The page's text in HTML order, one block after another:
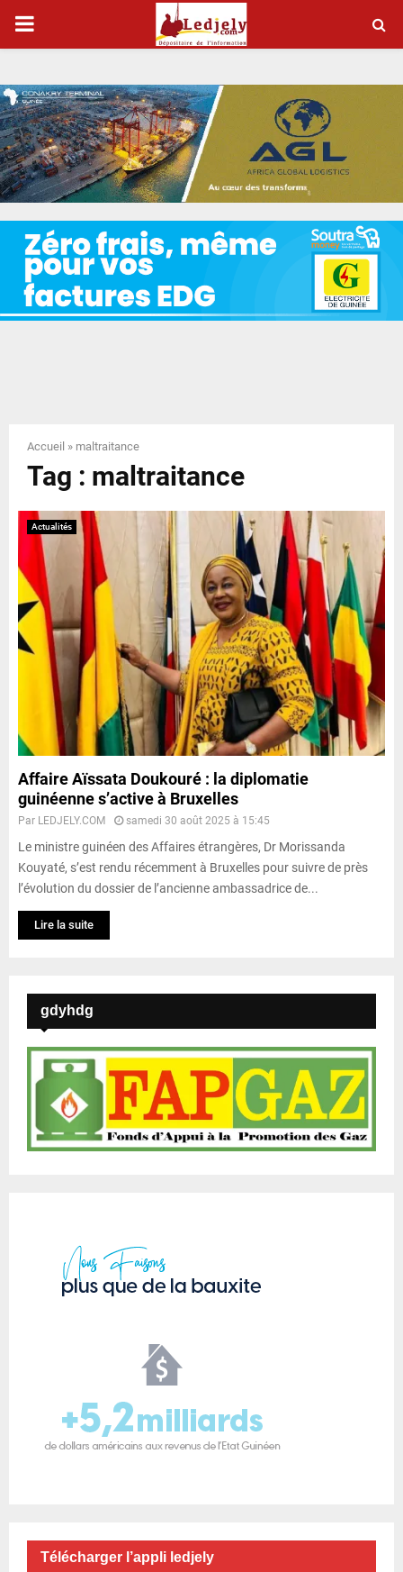
P
I
M
A
Y
N
U
Accueil » maltraitance
Tag : maltraitance
Actualités
Affaire Aïssata Doukouré : la diplomatie
guinéenne s’active à Bruxelles
Par LEDJELY.COM samedi 30 août 2025 à 15:45
Le ministre guinéen des Affaires étrangères, Dr Morissanda
Kouyaté, s’est rendu récemment à Bruxelles pour suivre de près
l’évolution du dossier de l’ancienne ambassadrice de...
Lire la suite
gdyhdg
Télécharger l’appli ledjely